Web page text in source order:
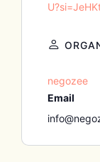
negozee
Email